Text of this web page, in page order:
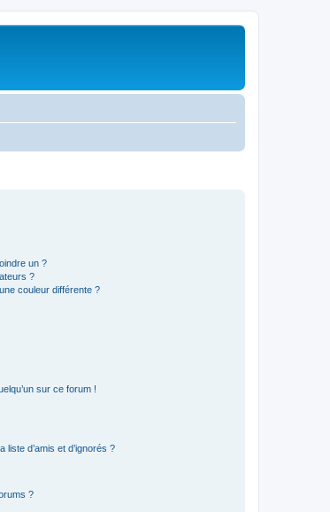
un ?
?
couleur différente ?
sur ce forum !
d’amis et d’ignorés ?
?